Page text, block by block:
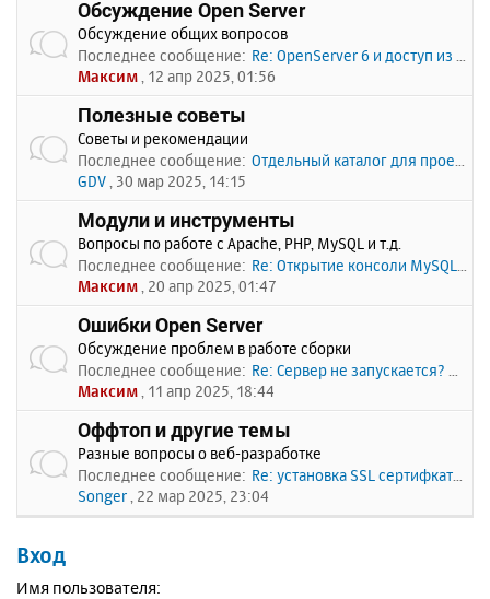
Обсуждение Open Server
Обсуждение общих вопросов
Последнее сообщение: Re: OpenServer 6 и доступ из …
Максим , 12 апр 2025, 01:56
Полезные советы
Советы и рекомендации
Последнее сообщение: Отдельный каталог для проекто…
GDV , 30 мар 2025, 14:15
Модули и инструменты
Вопросы по работе с Apache, PHP, MySQL и т.д.
Последнее сообщение: Re: Открытие консоли MySQL по…
Максим , 20 апр 2025, 01:47
Ошибки Open Server
Обсуждение проблем в работе сборки
Последнее сообщение: Re: Сервер не запускается? Пи…
Максим , 11 апр 2025, 18:44
Оффтоп и другие темы
Разные вопросы о веб-разработке
Последнее сообщение: Re: установка SSL сертифката
Songer , 22 мар 2025, 23:04
Вход
Имя пользователя: